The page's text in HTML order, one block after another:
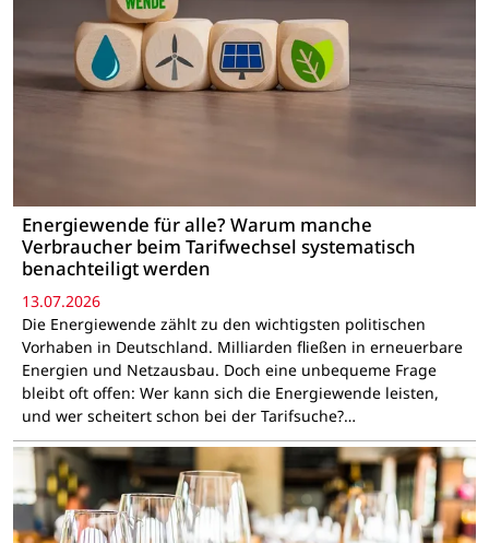
Energiewende für alle? Warum manche
Verbraucher beim Tarifwechsel systematisch
benachteiligt werden
13.07.2026
Die Energiewende zählt zu den wichtigsten politischen
Vorhaben in Deutschland. Milliarden fließen in erneuerbare
Energien und Netzausbau. Doch eine unbequeme Frage
bleibt oft offen: Wer kann sich die Energiewende leisten,
und wer scheitert schon bei der Tarifsuche?…